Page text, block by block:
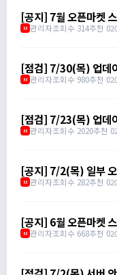
[공지] 7월 오픈마켓
제재 안내
M 관리자조회수 314추천 0
[점검] 7/30(목) 업데
시 30분 ~ 오전 10시)
M 관리자조회수 980추천 0
[점검] 7/23(목) 업데
한 점검 안내 (오전 8시
M 관리자조회수 2020추천 0
[공지] 7/2(목) 일부
이언트 무중단 패치 안
M 관리자조회수 282추천 0
[공지] 6월 오픈마켓
제재 안내
M 관리자조회수 668추천 0